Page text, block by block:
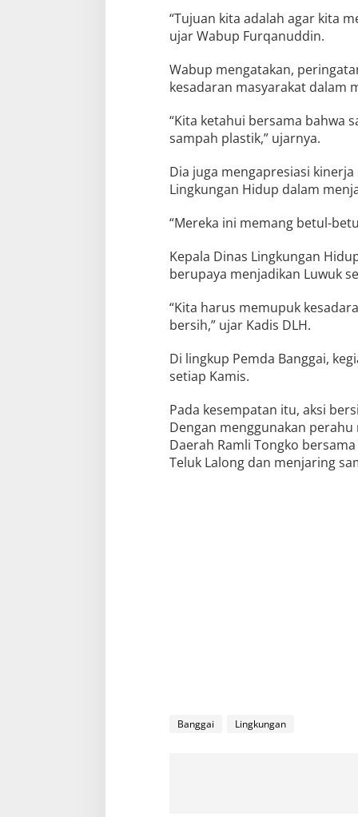
“Tujuan kita adalah agar kita
ujar Wabup Furqanuddin.
Wabup mengatakan,
kesadaran masyarakat dalam
“Kita ketahui bersama bahwa
sampah plastik,” ujarnya.
Dia juga mengapresiasi
Lingkungan Hidup dalam
“Mereka ini memang betul-
Kepala Dinas Lingkungan
berupaya menjadikan Luwuk
“Kita harus memupuk
bersih,” ujar Kadis DLH.
Di lingkup Pemda Banggai,
setiap Kamis.
Pada kesempatan itu, aksi
Dengan menggunakan
Daerah Ramli Tongko
Teluk Lalong dan menjaring
Banggai Lingkungan